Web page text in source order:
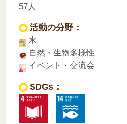
57人
活動の分野：
水
自然・生物多様性
イベント・交流会
SDGs：